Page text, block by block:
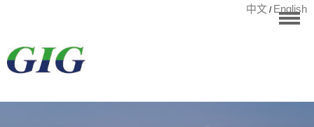
检测项目
中文 / English